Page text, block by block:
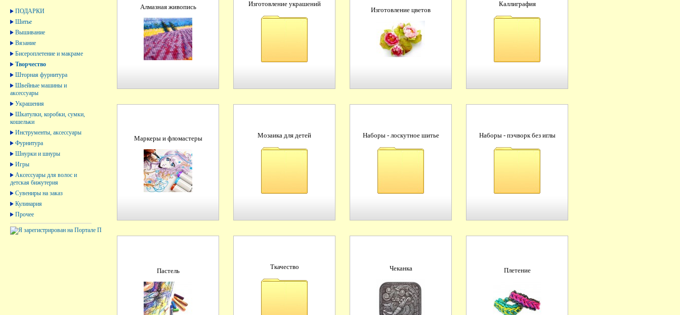
ПОДАРКИ
Шитье
Вышивание
Вязание
Бисероплетение и макраме
Творчество
Шторная фурнитура
Швейные машины и
аксессуары
Украшения
Шкатулки, коробки, сумки,
кошельки
Инструменты, аксессуары
Фурнитура
Шнурки и шнуры
Игры
Аксессуары для волос и
детская бижутерия
Сувениры на заказ
Кулинария
Прочее
Алмазная живопись
Изготовление украшений
Изготовление цветов
Каллиграфия
Маркеры и фломастеры Мозаика для детей Наборы - лоскутное шитье Наборы - пэчворк без иглы
Пастель
Ткачество Чеканка Плетение